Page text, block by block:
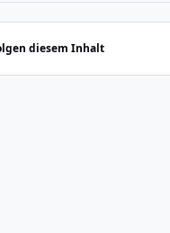
diesem Inhalt